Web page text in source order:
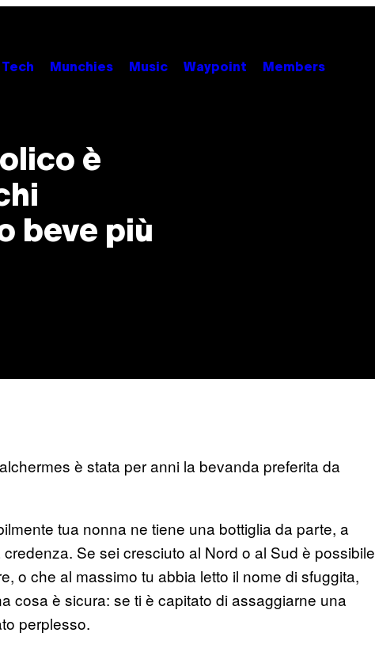
Tech Munchies Music Waypoint Members
è
beve più
è stata per anni la bevanda preferita da
tua nonna ne tiene una bottiglia da parte, a
Se sei cresciuto al Nord o al Sud è possibile
o che al massimo tu abbia letto il nome di sfuggita,
cosa è sicura: se ti è capitato di assaggiarne una
perplesso.